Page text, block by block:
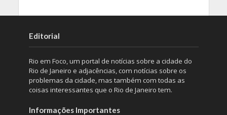
Editorial
Rio em Foco, um portal de notícias sobre a cidade do
Rio de Janeiro e adjacências, com notícias sobre os
problemas da cidade, mas também com todas as
coisas interessantes que o Rio de Janeiro tem.
Informações Importantes